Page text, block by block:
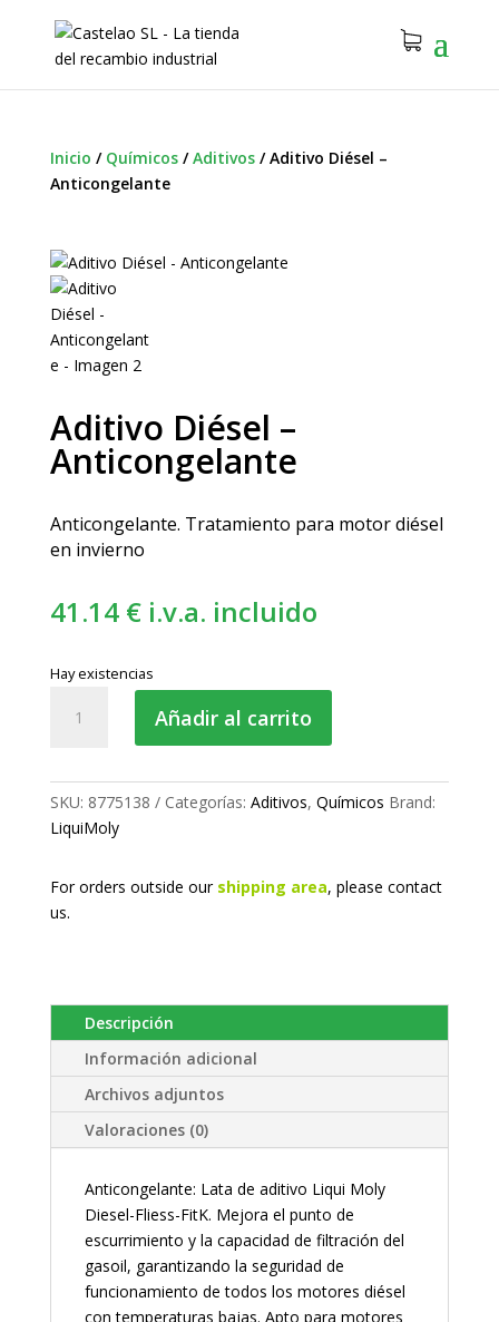
Inicio / Químicos/Aditivos/Aditivo Diésel –
Anticongelante
Aditivo Diésel –
Anticongelante
Anticongelante. Tratamiento para motor diésel
en invierno
41.14 € i.v.a. incluido
Hay existencias
Diésel
cantidad
Añadir al carrito
SKU: 8775138 Categorías: Aditivos, Químicos Brand:
LiquiMoly
For orders outside our shipping area, please contact
us.
Descripción
Información adicional
Archivos adjuntos
Valoraciones (0)
Anticongelante: Lata de aditivo Liqui Moly
Diesel-Fliess-FitK. Mejora el punto de
escurrimiento y la capacidad de filtración del
gasoil, garantizando la seguridad de
funcionamiento de todos los motores diésel
con temperaturas bajas. Apto para motores